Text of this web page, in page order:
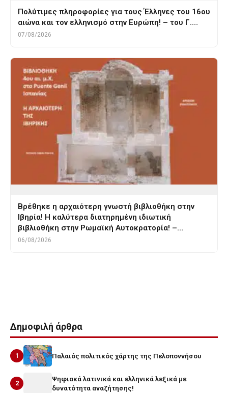
Πολύτιμες πληροφορίες για τους Έλληνες του 16ου
αιώνα και τον ελληνισμό στην Ευρώπη! – του Γ.…
07/08/2026
Βρέθηκε η αρχαιότερη γνωστή βιβλιοθήκη στην
Ιβηρία! Η καλύτερα διατηρημένη ιδιωτική
βιβλιοθήκη στην Ρωμαϊκή Αυτοκρατορία! –…
06/08/2026
Δημοφιλή άρθρα
1 Παλαιός πολιτικός χάρτης της Πελοποννήσου
2
Ψηφιακά λατινικά και ελληνικά λεξικά με
δυνατότητα αναζήτησης!